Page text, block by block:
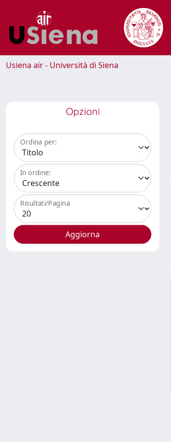
Usiena air - Università di Siena
Opzioni
Ordina per:
In ordine:
Risultati/Pagina